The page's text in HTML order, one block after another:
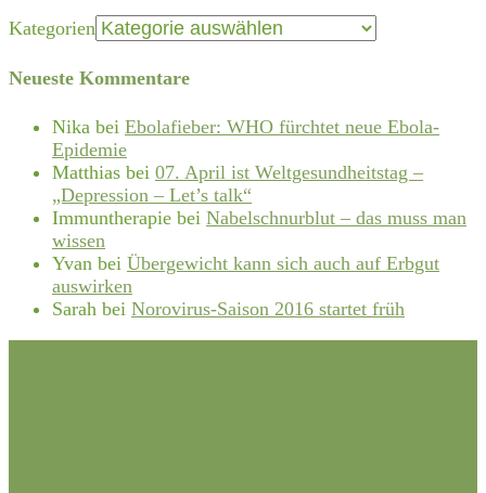
Kategorien
Neueste Kommentare
Nika bei Ebolafieber: WHO fürchtet neue Ebola-
Epidemie
Matthias bei 07. April ist Weltgesundheitstag –
„Depression – Let’s talk“
Immuntherapie bei Nabelschnurblut – das muss man
wissen
Yvan bei Übergewicht kann sich auch auf Erbgut
auswirken
Sarah bei Norovirus-Saison 2016 startet früh